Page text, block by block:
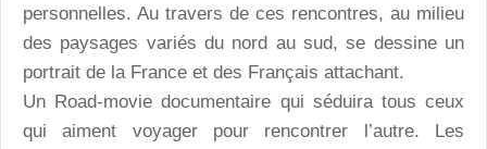
personnelles. Au travers de ces rencontres, au milieu
des paysages variés du nord au sud, se dessine un
portrait de la France et des Français attachant.
Un Road-movie documentaire qui séduira tous ceux
qui aiment voyager pour rencontrer l’autre. Les